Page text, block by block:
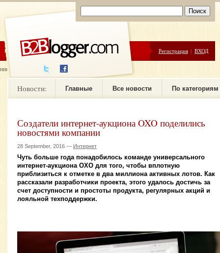
ЦЕНЫ ПОМОЩЬ Регистрация | ВХОД
новостей
Новости: Главные Все новости По категориям
Создатели интернет-аукциона OXO поделились
новостями компании
28 September, 2016 — Интернет
Чуть больше года понадобилось команде универсального
интернет-аукциона OXO для того, чтобы вплотную
приблизиться к отметке в два миллиона активных лотов. Как
рассказали разработчики проекта, этого удалось достичь за
счет доступности и простоты продукта, регулярных акций и
лояльной техподдержки.